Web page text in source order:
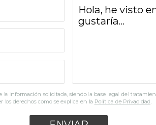
información solicitada, siendo la base legal del
los derechos como se explica en la Política de Privacidad.